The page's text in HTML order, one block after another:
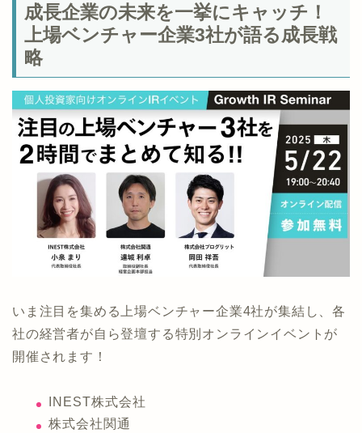
成長企業の未来を一挙にキャッチ！
上場ベンチャー企業3社が語る成長戦
略
いま注目を集める上場ベンチャー企業4社が集結し、各
社の経営者が自ら登壇する特別オンラインイベントが
開催されます！
INEST株式会社
株式会社関通